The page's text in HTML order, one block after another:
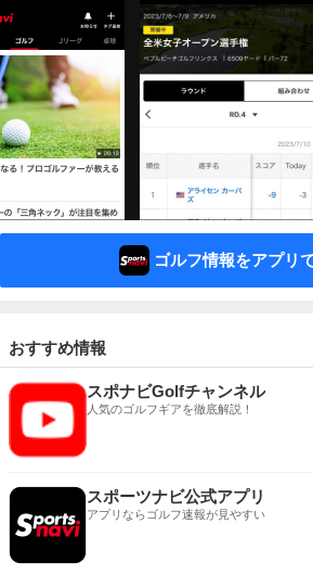
ゴルフ情報をアプリ
おすすめ情報
スポナビGolfチャンネル
人気のゴルフギアを徹底解説！
スポーツナビ公式アプリ
アプリならゴルフ速報が見やすい